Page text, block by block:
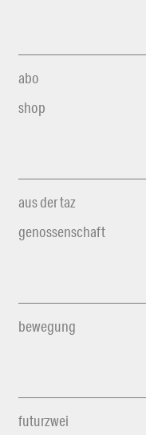
abo
shop
aus der taz
genossenschaft
bewegung
futurzwei